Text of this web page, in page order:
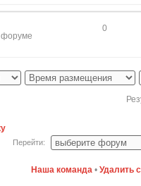
форуме
0
Перейти:
Наша команда • Удалить